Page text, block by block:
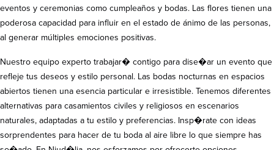
eventos y ceremonias como cumpleaños y bodas. Las flores tienen una
poderosa capacidad para influir en el estado de ánimo de las personas,
al generar múltiples emociones positivas.
Nuestro equipo experto trabajar� contigo para dise�ar un evento que
refleje tus deseos y estilo personal. Las bodas nocturnas en espacios
abiertos tienen una esencia particular e irresistible. Tenemos diferentes
alternativas para casamientos civiles y religiosos en escenarios
naturales, adaptadas a tu estilo y preferencias. Insp�rate con ideas
sorprendentes para hacer de tu boda al aire libre lo que siempre has